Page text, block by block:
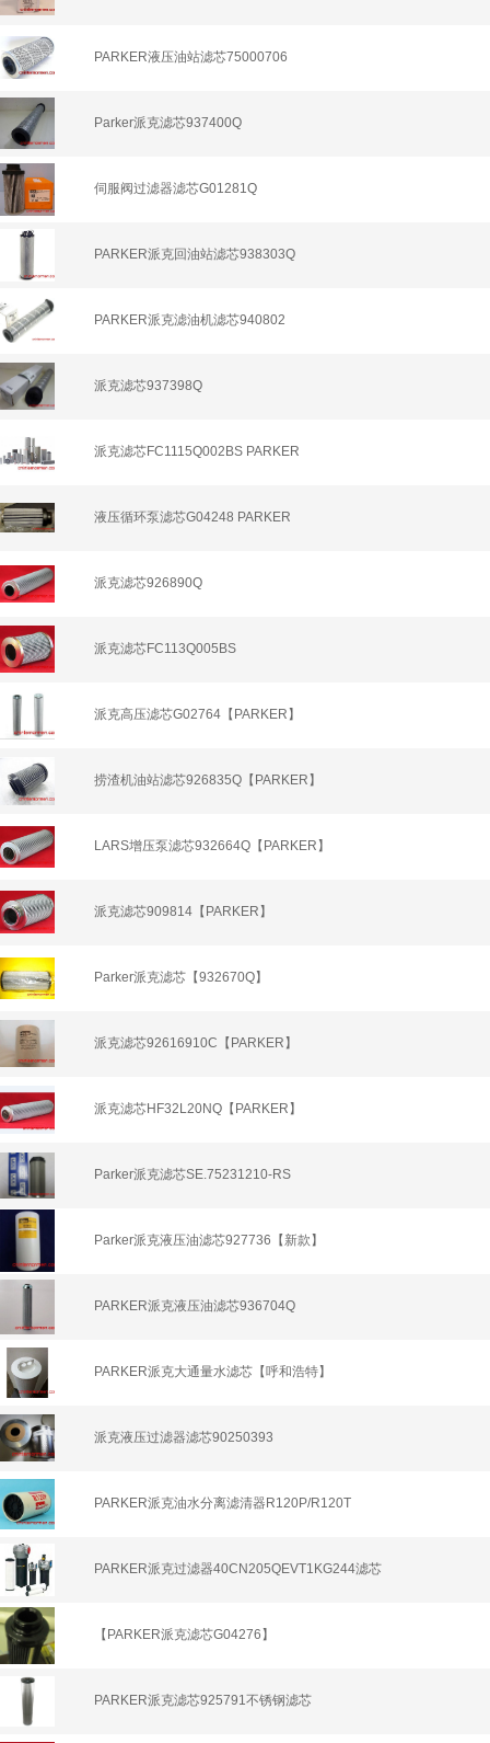
PARKER液压油站滤芯75000706
Parker派克滤芯937400Q
伺服阀过滤器滤芯G01281Q
PARKER派克回油站滤芯938303Q
PARKER派克滤油机滤芯940802
派克滤芯937398Q
派克滤芯FC1115Q002BS PARKER
液压循环泵滤芯G04248 PARKER
派克滤芯926890Q
派克滤芯FC113Q005BS
派克高压滤芯G02764【PARKER】
捞渣机油站滤芯926835Q【PARKER】
LARS增压泵滤芯932664Q【PARKER】
派克滤芯909814【PARKER】
Parker派克滤芯【932670Q】
派克滤芯92616910C【PARKER】
派克滤芯HF32L20NQ【PARKER】
Parker派克滤芯SE.75231210-RS
Parker派克液压油滤芯927736【新款】
PARKER派克液压油滤芯936704Q
PARKER派克大通量水滤芯【呼和浩特】
派克液压过滤器滤芯90250393
PARKER派克油水分离滤清器R120P/R120T
PARKER派克过滤器40CN205QEVT1KG244滤芯
【PARKER派克滤芯G04276】
PARKER派克滤芯925791不锈钢滤芯